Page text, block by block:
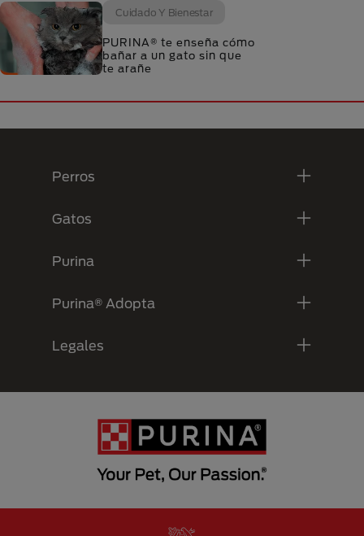
Cuidado Y Bienestar
PURINA® te enseña cómo
bañar a un gato sin que
te arañe
Perros
Gatos
Purina
Purina® Adopta
Legales